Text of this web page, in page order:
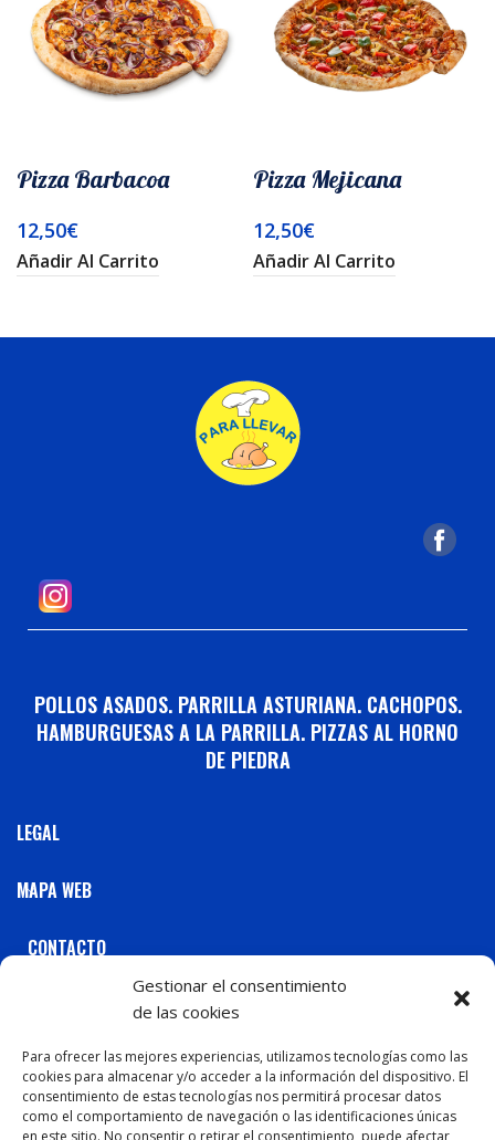
Gestionar el consentimiento
de las cookies
Para ofrecer las mejores experiencias, utilizamos tecnologías como las
cookies para almacenar y/o acceder a la información del dispositivo. El
consentimiento de estas tecnologías nos permitirá procesar datos
como el comportamiento de navegación o las identificaciones únicas
en este sitio. No consentir o retirar el consentimiento, puede afectar
Pizza Barbacoa
12,50€
Añadir Al Carrito
Pizza Mejicana
12,50€
Añadir Al Carrito
POLLOS ASADOS. PARRILLA ASTURIANA. CACHOPOS.
HAMBURGUESAS A LA PARRILLA. PIZZAS AL HORNO
DE PIEDRA
LEGAL
MAPA WEB
CONTACTO
C / Marqués de Casa Valdés, 61 Gijón 33202 Tel: 984
C / Juan Alvargonzález, 22
Gijón 33208 Tel: 984 197 645
C / Hernán Cortés, 6